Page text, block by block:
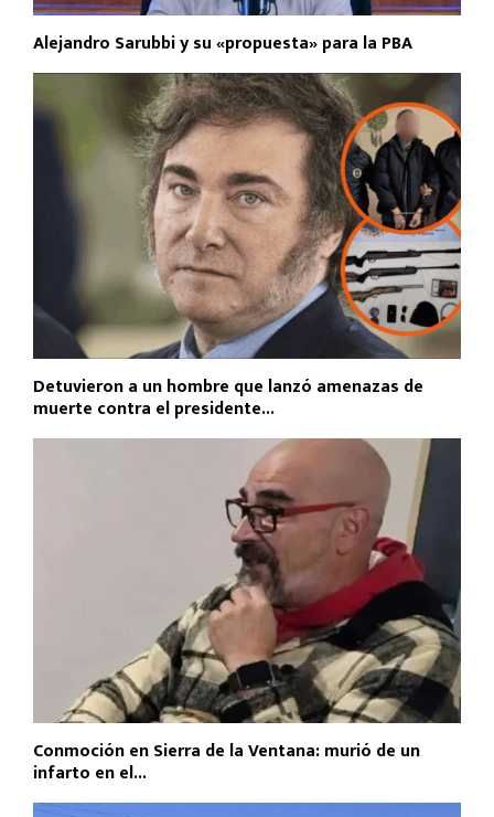
Alejandro Sarubbi y su «propuesta» para la PBA
Detuvieron a un hombre que lanzó amenazas de
muerte contra el presidente...
Conmoción en Sierra de la Ventana: murió de un
infarto en el...